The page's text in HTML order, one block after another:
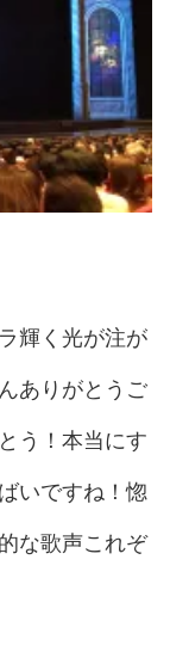
輝く光が注が
ありがとうご
う！本当にす
いですね！惚
な歌声これぞ